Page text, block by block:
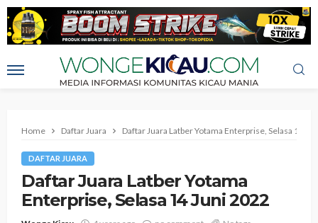
Home Daftar Juara Daftar Juara Latber Yotama Enterprise, Selasa 14
DAFTAR JUARA
Daftar Juara Latber Yotama
Enterprise, Selasa 14 Juni 2022